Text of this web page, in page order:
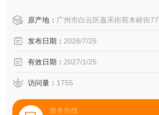
原产地： 广州市白云区嘉禾街荷木岭街
发布日期： 2026/7/25
有效日期： 2027/1/25
访问量： 1755
服务热线